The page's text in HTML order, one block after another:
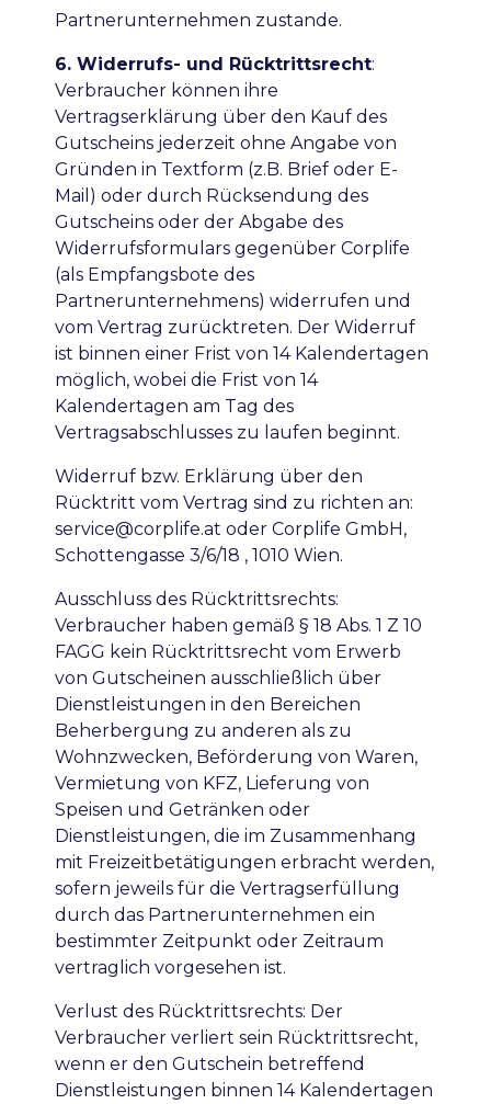
Partnerunternehmen zustande.
6. Widerrufs- und Rücktrittsrecht:
Verbraucher können ihre
Vertragserklärung über den Kauf des
Gutscheins jederzeit ohne Angabe von
Gründen in Textform (z.B. Brief oder E-
Mail) oder durch Rücksendung des
Gutscheins oder der Abgabe des
Widerrufsformulars gegenüber Corplife
(als Empfangsbote des
Partnerunternehmens) widerrufen und
vom Vertrag zurücktreten. Der Widerruf
ist binnen einer Frist von 14 Kalendertagen
möglich, wobei die Frist von 14
Kalendertagen am Tag des
Vertragsabschlusses zu laufen beginnt.
Widerruf bzw. Erklärung über den
Rücktritt vom Vertrag sind zu richten an:
service@corplife.at oder Corplife GmbH,
Schottengasse 3/6/18 , 1010 Wien.
Ausschluss des Rücktrittsrechts:
Verbraucher haben gemäß § 18 Abs. 1 Z 10
FAGG kein Rücktrittsrecht vom Erwerb
von Gutscheinen ausschließlich über
Dienstleistungen in den Bereichen
Beherbergung zu anderen als zu
Wohnzwecken, Beförderung von Waren,
Vermietung von KFZ, Lieferung von
Speisen und Getränken oder
Dienstleistungen, die im Zusammenhang
mit Freizeitbetätigungen erbracht werden,
sofern jeweils für die Vertragserfüllung
durch das Partnerunternehmen ein
bestimmter Zeitpunkt oder Zeitraum
vertraglich vorgesehen ist.
Verlust des Rücktrittsrechts: Der
Verbraucher verliert sein Rücktrittsrecht,
wenn er den Gutschein betreffend
Dienstleistungen binnen 14 Kalendertagen